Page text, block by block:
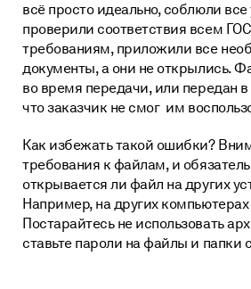
всё просто идеально, соблюли все
проверили соответствия всем
требованиям, приложили все
документы, а они не открылись.
во время передачи, или передан
что заказчик не смог им
Как избежать такой ошибки?
требования к файлам, и
открывается ли файл на других
Например, на других
Постарайтесь не использовать
ставьте пароли на файлы и папки